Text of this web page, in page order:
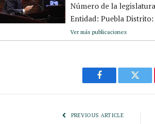
Número de la
Entidad: Puebla
Ver más publicaciones
Facebook
PREVIOUS ARTICLE